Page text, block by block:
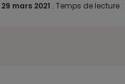
29 mars 2021 . Temps de lecture :